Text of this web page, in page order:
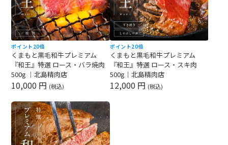
ポイント20倍
くまもと黒毛和牛プレミアム
『和王』特選 ロース・バラ焼肉
500g ｜北島精肉店
10,000 円 (税込)
ポイント20倍
くまもと黒毛和牛プレミアム
『和王』特選 ロース・スキ肉
500g｜北島精肉店
12,000 円 (税込)